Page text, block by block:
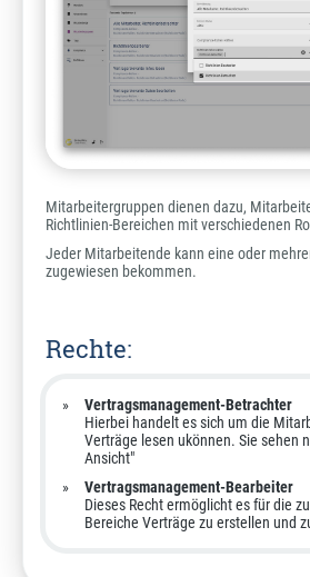
Mitarbeitergruppen dienen dazu,
Richtlinien-Bereichen mit verschiedenen
Jeder Mitarbeitende kann eine oder
zugewiesen bekommen.
Rechte:
Vertragsmanagement-Betrachter
Hierbei handelt es sich um die
Verträge lesen ukönnen. Sie sehen
Ansicht"
Vertragsmanagement-Bearbeiter
Dieses Recht ermöglicht es für die
Bereiche Verträge zu erstellen und